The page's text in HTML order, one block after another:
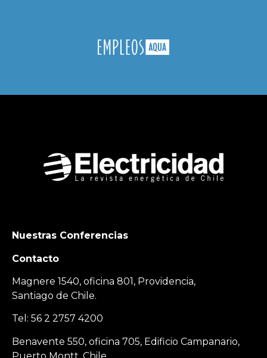
Nuestras Conferencias
Contacto
Magnere 1540, oficina 801, Providencia,
Santiago de Chile.
Tel: 56 2 2757 4200
Benavente 550, oficina 705, Edificio Campanario,